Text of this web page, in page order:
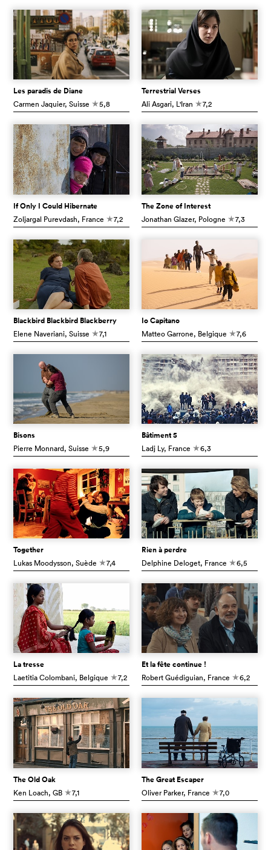
Les paradis de Diane
Carmen Jaquier, Suisse c5,8
Terrestrial Verses
Ali Asgari, L'Iran c7,2
If Only I Could Hibernate
Zoljargal Purevdash, France c7,2
The Zone of Interest
Jonathan Glazer, Pologne c7,3
Blackbird Blackbird Blackberry
Elene Naveriani, Suisse c7,1
Io Capitano
Matteo Garrone, Belgique c7,6
Bisons
Pierre Monnard, Suisse c5,9
Bâtiment 5
Ladj Ly, France c6,3
Together
Lukas Moodysson, Suède c7,4
Rien à perdre
Delphine Deloget, France c6,5
La tresse
Laetitia Colombani, Belgique c7,2
Et la fête continue !
Robert Guédiguian, France c6,2
The Old Oak
Ken Loach, GB c7,1
The Great Escaper
Oliver Parker, France c7,0